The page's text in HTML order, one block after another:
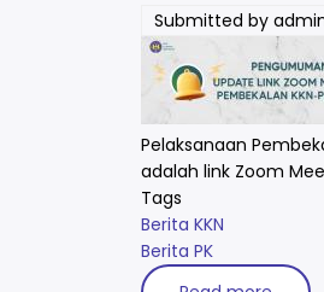
Submitted by
Pelaksanaan
adalah link Zoom
Tags
Berita KKN
Berita PK